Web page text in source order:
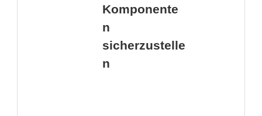
Komponente
n
sicherzustelle
n